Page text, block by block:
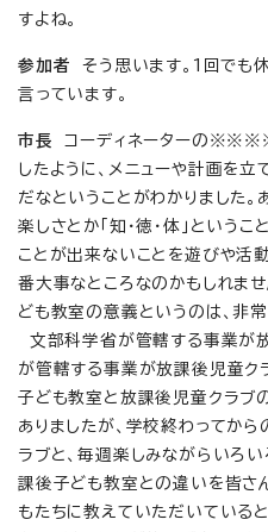
すよね。
参加者
そう思います。1回でも
言っています。
市長
コーディネーターの
したように、メニューや計画を
だなということがわかりました
楽しさとか「知・徳・体」という
ことが出来ないことを遊びや活
番大事なところなのかもしれま
ども教室の意義というのは、非
文部科学省が管轄する事業が
が管轄する事業が放課後児童ク
子ども教室と放課後児童クラブ
ありましたが、学校終わってか
ラブと、毎週楽しみながらいろ
課後子ども教室との違いを皆さ
もたちに教えていただいている